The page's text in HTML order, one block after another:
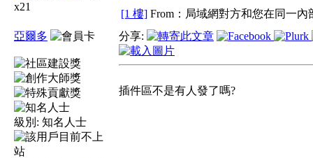
x21
[1 樓] From：局域網對方和您在同一內
亞爾多
級別: 知名人士
分享:
插件區不是有人發了嗎?